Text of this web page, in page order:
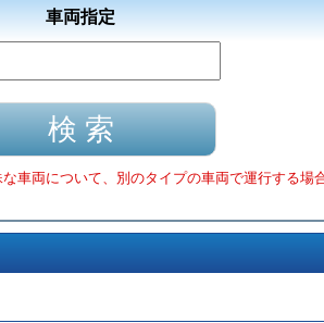
車両指定
車両について、別のタイプの車両で運行する場